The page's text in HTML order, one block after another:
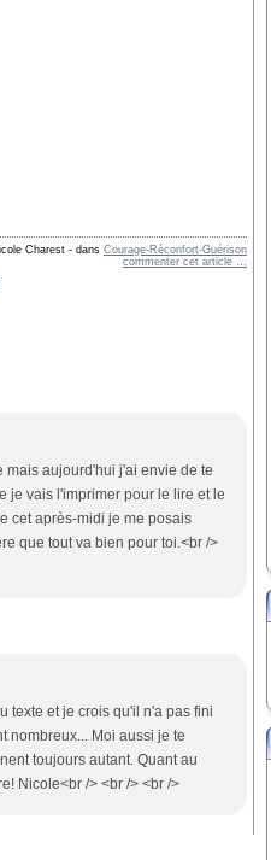
Charest - dans Courage-Réconfort-Guérison
commenter cet article
mais aujourd'hui j'ai envie de te
je vais l'imprimer pour le lire et le
cet après-midi je me posais
que tout va bien pour toi.<br />
texte et je crois qu'il n'a pas fini
nombreux... Moi aussi je te
toujours autant. Quant au
Nicole<br /> <br /> <br />